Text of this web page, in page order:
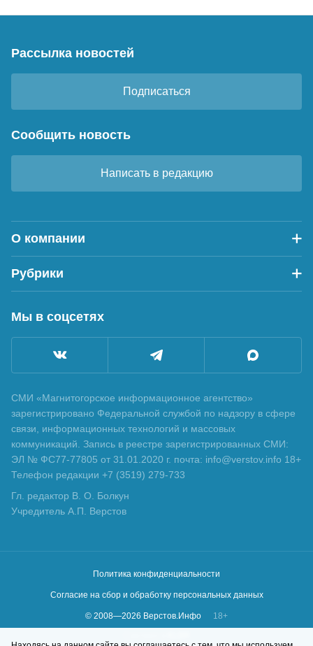
Рассылка новостей
Подписаться
Сообщить новость
Написать в редакцию
О компании
Рубрики
Мы в соцсетях
СМИ «Магнитогорское информационное агентство»
зарегистрировано Федеральной службой по надзору в сфере
связи, информационных технологий и массовых
коммуникаций. Запись в реестре зарегистрированных СМИ:
ЭЛ № ФС77-77805 от 31.01.2020 г. почта: info@verstov.info 18+
Телефон редакции +7 (3519) 279-733
Гл. редактор В. О. Болкун
Учредитель А.П. Верстов
Политика конфиденциальности
Согласие на сбор и обработку персональных данных
© 2008—2026 Верстов.Инфо
18+